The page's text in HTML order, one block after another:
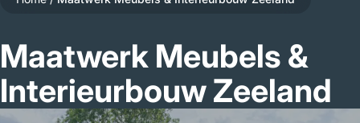
Maatwerk Meubels &
Interieurbouw Zeeland